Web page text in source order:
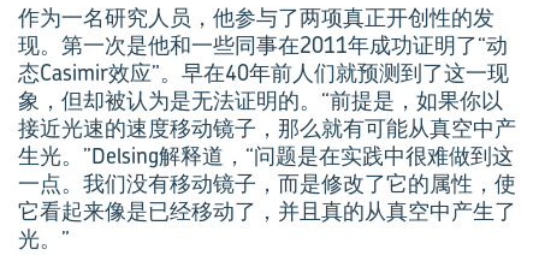
作为一名研究人员，他参与了两项真正开创性的发
现。第一次是他和一些同事在2011年成功证明了“动
态Casimir效应”。早在40年前人们就预测到了这一现
象，但却被认为是无法证明的。“前提是，如果你以
接近光速的速度移动镜子，那么就有可能从真空中产
生光。”Delsing解释道，“问题是在实践中很难做到这
一点。我们没有移动镜子，而是修改了它的属性，使
它看起来像是已经移动了，并且真的从真空中产生了
光。”